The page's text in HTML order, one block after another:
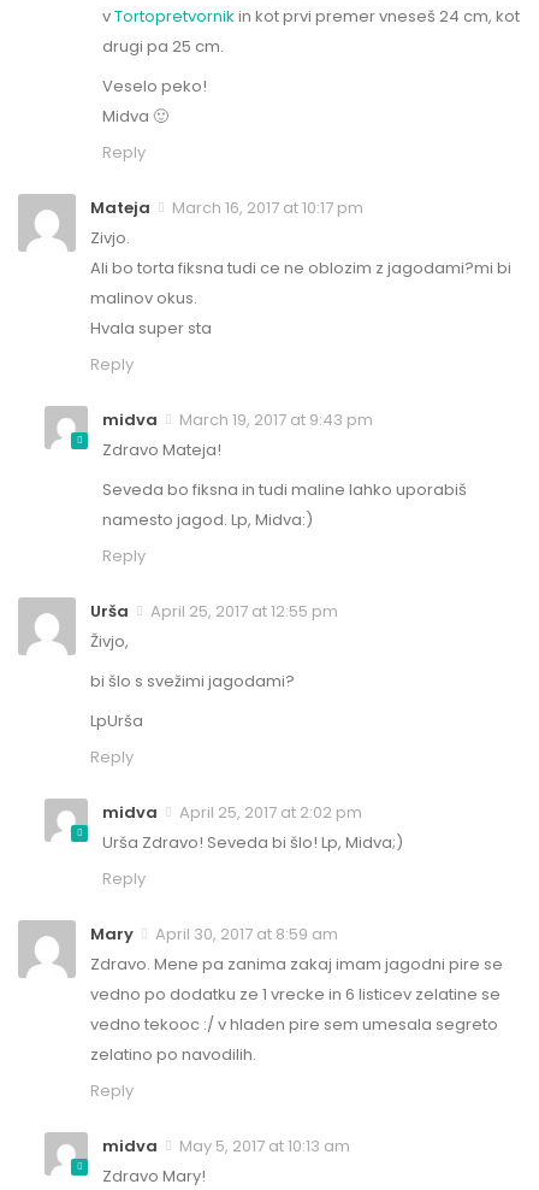
vTortopretvornik in kot prvi premer vneseš 24 cm, kot
drugi pa 25 cm.
Veselo peko!
Midva 🙂
Reply
Mateja
March 16, 2017 at 10:17 pm
Zivjo.
Ali bo torta fiksna tudi ce ne oblozim z jagodami?mi bi
malinov okus.
Hvala super sta
Reply
midva
March 19, 2017 at 9:43 pm
Zdravo Mateja!
Seveda bo fiksna in tudi maline lahko uporabiš
namesto jagod. Lp, Midva:)
Reply
Urša
April 25, 2017 at 12:55 pm
Živjo,
bi šlo s svežimi jagodami?
LpUrša
Reply
midva
April 25, 2017 at 2:02 pm
Urša Zdravo! Seveda bi šlo! Lp, Midva;)
Reply
Mary
April 30, 2017 at 8:59 am
Zdravo. Mene pa zanima zakaj imam jagodni pire se
vedno po dodatku ze 1 vrecke in 6 listicev zelatine se
vedno tekooc :/ v hladen pire sem umesala segreto
zelatino po navodilih.
Reply
midva
May 5, 2017 at 10:13 am
Zdravo Mary!